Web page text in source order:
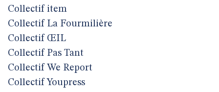
Collectif item
Collectif La Fourmilière
Collectif ŒIL
Collectif Pas Tant
Collectif We Report
Collectif Youpress